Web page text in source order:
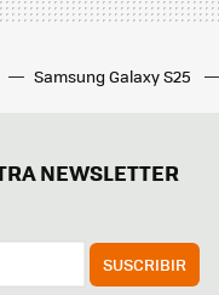
Samsung Galaxy S25
NEWSLETTER
SUSCRIBIR